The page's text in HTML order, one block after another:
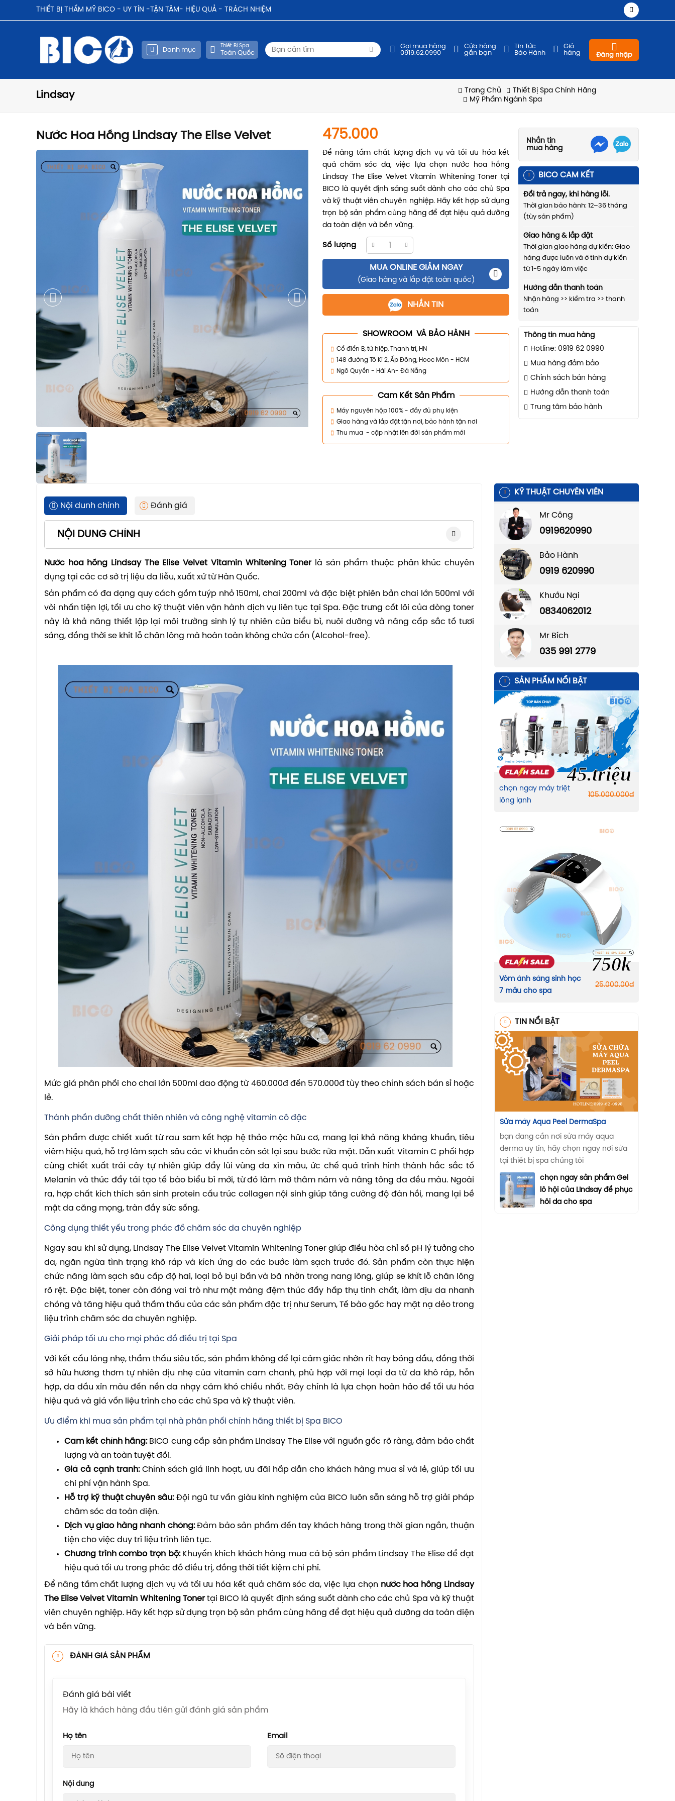
THIẾT BỊ THẨM MỸ BICO - UY TÍN -TẬN TÂM- HIỆU QUẢ - TRÁCH NHIỆM
Danh mục
Thiết Bị Spa
Toàn Quốc
Gọi mua hàng
0919.62.0990
Cửa hàng
gần bạn
Tin Tức
Bảo Hành
Giỏ
hàng
Đăng nhập
Lindsay Trang Chủ
Thiết Bị Spa Chính Hãng
Mỹ Phẩm Ngành Spa
Nước Hoa Hồng Lindsay The Elise Velvet 475.000
Để nâng tầm chất lượng dịch vụ và tối ưu hóa kết
quả chăm sóc da, việc lựa chọn nước hoa hồng
Lindsay The Elise Velvet Vitamin Whitening Toner tại
BICO là quyết định sáng suốt dành cho các chủ Spa
và kỹ thuật viên chuyên nghiệp. Hãy kết hợp sử dụng
trọn bộ sản phẩm cùng hãng để đạt hiệu quả dưỡng
da toàn diện và bền vững.
Số lượng
MUA ONLINE GIẢM NGAY
(Giao hàng và lắp đặt toàn quốc)
NHẮN TIN
SHOWROOM VÀ BẢO HÀNH
Cổ điển B, tứ hiệp, Thanh trì, HN
148 đường Tô Kí 2, Ấp Đông, Hooc Môn - HCM
Ngô Quyền - Hải An- Đà Nẵng
Cam Kết Sản Phẩm
Máy nguyên hộp 100% - đầy đủ phụ kiện
Giao hàng và lắp đặt tận nơi, bảo hành tận nơi
Thu mua - cập nhật lên đời sản phẩm mới
Nhắn tin
mua hàng
BICO CAM KẾT
Đổi trả ngay, khi hàng lỗi.
Thời gian bảo hành: 12–36 tháng
(tùy sản phẩm)
Giao hàng & lắp đặt
Thời gian giao hàng dự kiến: Giao
hàng được luôn và ở tình dự kiến
từ 1-5 ngày làm việc
Hướng dẫn thanh toán
Nhận hàng >> kiểm tra >> thanh
toán
Thông tin mua hàng
Hotline: 0919 62 0990
Mua hàng đảm bảo
Chính sách bán hàng
Hướng dẫn thanh toán
Trung tâm bảo hành
Nội dunh chính Đánh giá
NỘI DUNG CHÍNH
Nước hoa hồng Lindsay The Elise Velvet Vitamin Whitening Tonerlà sản phẩm thuộc phân khúc chuyên
dụng tại các cơ sở trị liệu da liễu, xuất xứ từ Hàn Quốc.
Sản phẩm có đa dạng quy cách gồm tuýp nhỏ 150ml, chai 200ml và đặc biệt phiên bản chai lớn 500ml với
vòi nhấn tiện lợi, tối ưu cho kỹ thuật viên vận hành dịch vụ liên tục tại Spa. Đặc trưng cốt lõi của dòng toner
này là khả năng thiết lập lại môi trường sinh lý tự nhiên của biểu bì, nuôi dưỡng và nâng cấp sắc tố tươi
sáng, đồng thời se khít lỗ chân lông mà hoàn toàn không chứa cồn (Alcohol-free).
Mức giá phân phối cho chai lớn 500ml dao động từ 460.000đ đến 570.000đ tùy theo chính sách bán sỉ hoặc
lẻ.
Thành phần dưỡng chất thiên nhiên và công nghệ vitamin cô đặc
Sản phẩm được chiết xuất từ rau sam kết hợp hệ thảo mộc hữu cơ, mang lại khả năng kháng khuẩn, tiêu
viêm hiệu quả, hỗ trợ làm sạch sâu các vi khuẩn còn sót lại sau bước rửa mặt. Dẫn xuất Vitamin C phối hợp
cùng chiết xuất trái cây tự nhiên giúp đẩy lùi vùng da xỉn màu, ức chế quá trình hình thành hắc sắc tố
Melanin và thúc đẩy tái tạo tế bào biểu bì mới, từ đó làm mờ thâm nám và nâng tông da đều màu. Ngoài
ra, hợp chất kích thích sản sinh protein cấu trúc collagen nội sinh giúp tăng cường độ đàn hồi, mang lại bề
mặt da căng mọng, tràn đầy sức sống.
Công dụng thiết yếu trong phác đồ chăm sóc da chuyên nghiệp
Ngay sau khi sử dụng, Lindsay The Elise Velvet Vitamin Whitening Toner giúp điều hòa chỉ số pH lý tưởng cho
da, ngăn ngừa tình trạng khô ráp và kích ứng do các bước làm sạch trước đó. Sản phẩm còn thực hiện
chức năng làm sạch sâu cấp độ hai, loại bỏ bụi bẩn và bã nhờn trong nang lông, giúp se khít lỗ chân lông
rõ rệt. Đặc biệt, toner còn đóng vai trò như một màng đệm thúc đẩy hấp thụ tinh chất, làm dịu da nhanh
chóng và tăng hiệu quả thẩm thấu của các sản phẩm đặc trị như Serum, Tế bào gốc hay mặt nạ dẻo trong
liệu trình chăm sóc da chuyên nghiệp.
Giải pháp tối ưu cho mọi phác đồ điều trị tại Spa
Với kết cấu lỏng nhẹ, thẩm thấu siêu tốc, sản phẩm không để lại cảm giác nhờn rít hay bóng dầu, đồng thời
sở hữu hương thơm tự nhiên dịu nhẹ của vitamin cam chanh, phù hợp với mọi loại da từ da khô ráp, hỗn
hợp, da dầu xỉn màu đến nền da nhạy cảm khó chiều nhất. Đây chính là lựa chọn hoàn hảo để tối ưu hóa
hiệu quả và giá vốn liệu trình cho các chủ Spa và kỹ thuật viên.
Ưu điểm khi mua sản phẩm tại nhà phân phối chính hãng thiết bị Spa BICO
Cam kết chính hãng:BICO cung cấp sản phẩm Lindsay The Elise với nguồn gốc rõ ràng, đảm bảo chất
lượng và an toàn tuyệt đối.
Giá cả cạnh tranh:Chính sách giá linh hoạt, ưu đãi hấp dẫn cho khách hàng mua sỉ và lẻ, giúp tối ưu
chi phí vận hành Spa.
Hỗ trợ kỹ thuật chuyên sâu:Đội ngũ tư vấn giàu kinh nghiệm của BICO luôn sẵn sàng hỗ trợ giải pháp
chăm sóc da toàn diện.
Dịch vụ giao hàng nhanh chóng:Đảm bảo sản phẩm đến tay khách hàng trong thời gian ngắn, thuận
tiện cho việc duy trì liệu trình liên tục.
Chương trình combo trọn bộ:Khuyến khích khách hàng mua cả bộ sản phẩm Lindsay The Elise để đạt
hiệu quả tối ưu trong phác đồ điều trị, đồng thời tiết kiệm chi phí.
Để nâng tầm chất lượng dịch vụ và tối ưu hóa kết quả chăm sóc da, việc lựa chọn nước hoa hồng Lindsay
The Elise Velvet Vitamin Whitening Tonertại BICO là quyết định sáng suốt dành cho các chủ Spa và kỹ thuật
viên chuyên nghiệp. Hãy kết hợp sử dụng trọn bộ sản phẩm cùng hãng để đạt hiệu quả dưỡng da toàn diện
và bền vững.
ĐÁNH GIÁ SẢN PHẨM
Đánh giá bài viết
Hãy là khách hàng đầu tiên gửi đánh giá sản phẩm
Họ tên Email
Nội dung
KỸ THUẬT CHUYÊN VIÊN
Mr Công
0919620990
Bảo Hành
0919 620990
Khướu Nại
0834062012
Mr Bích
035 991 2779
SẢN PHẨM NỔI BẬT
45.triệu
chọn ngay máy triệt
lông lạnh
105.000.000đ
750k
Vòm ánh sáng sinh học
7 mầu cho spa
25.000.00đ
TIN NỔI BẬT
Sửa máy Aqua Peel DermaSpa
bạn đang cần nơi sửa máy aqua
derma uy tín, hãy chọn ngay nơi sửa
tại thiết bị spa chúng tôi
chọn ngay sản phẩm Gel
lô hội của LIndsay để phục
hồi da cho spa